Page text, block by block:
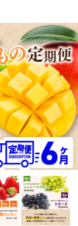
回定期便】【いいとこどり
【全6回定期便】【い
【全6回定期便】【いいと